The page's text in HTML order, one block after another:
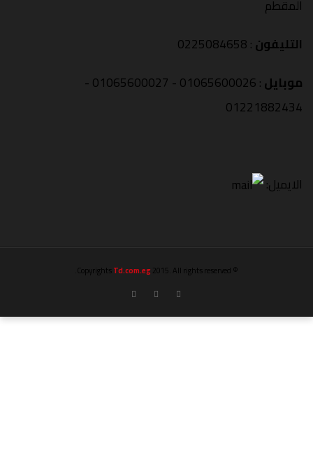
المقطم
التليفون: 0225084658
موبايل
: 01065600026 - 01065600027 -
01221882434
الايميل:
© Copyrights
Td.com.eg2015. All rights reserved.